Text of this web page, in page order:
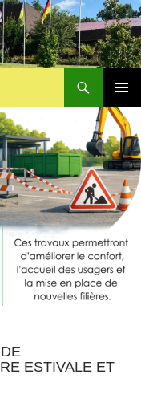
MENU
ESTIVALE ET